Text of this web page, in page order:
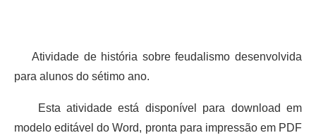
Atividade de história sobre feudalismo desenvolvida
para alunos do sétimo ano.
Esta atividade está disponível para download em
modelo editável do Word, pronta para impressão em PDF